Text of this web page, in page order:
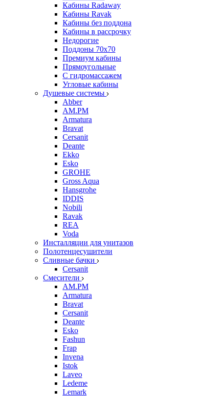
Кабины Radaway
Кабины Ravak
Кабины без поддона
Кабины в рассрочку
Недорогие
Поддоны 70x70
Премиум кабины
Прямоугольные
С гидромассажем
Угловые кабины
Душевые системы
Abber
AM.PM
Armatura
Bravat
Cersanit
Deante
Ekko
Esko
GROHE
Gross Aqua
Hansgrohe
IDDIS
Nobili
Ravak
REA
Voda
Инсталляции для унитазов
Полотенцесушители
Сливные бачки
Cersanit
Смесители
AM.PM
Armatura
Bravat
Cersanit
Deante
Esko
Fashun
Frap
Invena
Istok
Laveo
Ledeme
Lemark